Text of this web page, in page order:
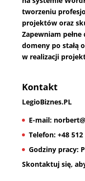
tworzeniu
projektów oraz
Zapewniam
domeny po stałą
w realizacji
Kontakt
LegioBiznes.PL
E-mail:
Telefon:+48 512
Godziny pracy:
Skontaktuj się,